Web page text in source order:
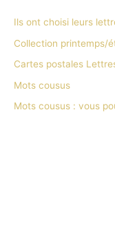
Ils ont choisi leurs
Collection printemps/
Cartes postales
Mots cousus
Mots cousus : vous